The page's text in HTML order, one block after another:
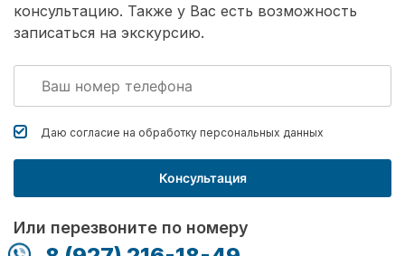
консультацию. Также у Вас есть возможность
записаться на экскурсию.
Даю согласие на обработку персональных данных
Консультация
Или перезвоните по номеру